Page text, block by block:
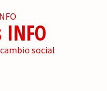
social